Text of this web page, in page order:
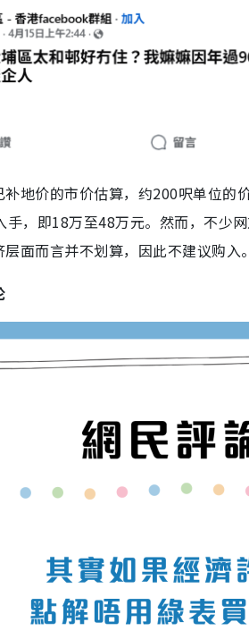
补地价的市价估算，约200呎单位
手，即18万至48万元。然而，不少
面而言并不划算，因此不建议购入。